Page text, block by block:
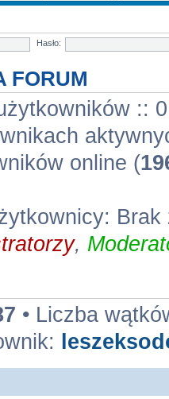
Hasło:
FORUM
::
online (
,
• Liczba